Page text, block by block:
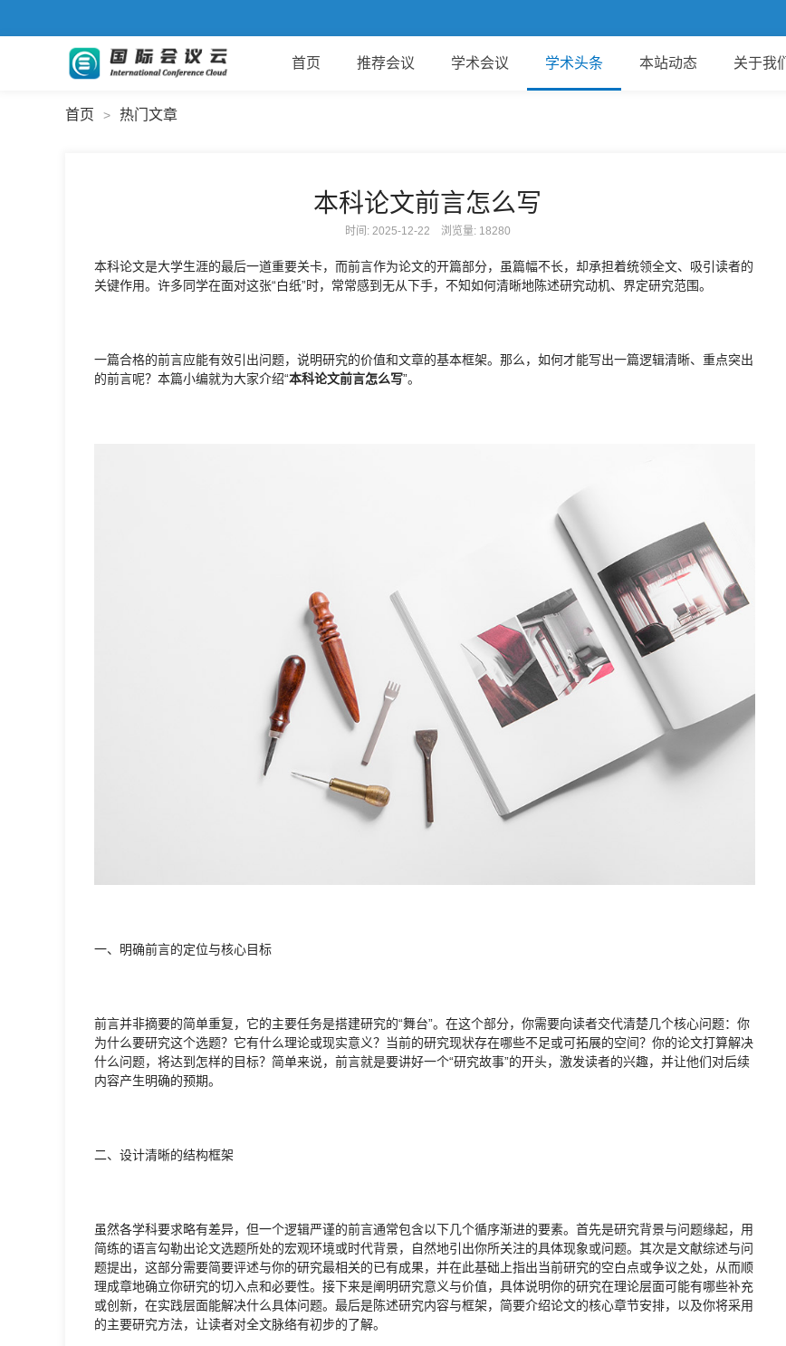
首页 推荐会议 学术会议 学术头条 本站动态 关于我们
首页 > 热门文章
本科论文前言怎么写
时间: 2025-12-22 浏览量: 18280
本科论文是大学生涯的最后一道重要关卡，而前言作为论文的开篇部分，虽篇幅不长，却承担着统领全文、吸引读者的
关键作用。许多同学在面对这张“白纸”时，常常感到无从下手，不知如何清晰地陈述研究动机、界定研究范围。
一篇合格的前言应能有效引出问题，说明研究的价值和文章的基本框架。那么，如何才能写出一篇逻辑清晰、重点突出
的前言呢？本篇小编就为大家介绍“本科论文前言怎么写”。
一、明确前言的定位与核心目标
前言并非摘要的简单重复，它的主要任务是搭建研究的“舞台”。在这个部分，你需要向读者交代清楚几个核心问题：你
为什么要研究这个选题？它有什么理论或现实意义？当前的研究现状存在哪些不足或可拓展的空间？你的论文打算解决
什么问题，将达到怎样的目标？简单来说，前言就是要讲好一个“研究故事”的开头，激发读者的兴趣，并让他们对后续
内容产生明确的预期。
二、设计清晰的结构框架
虽然各学科要求略有差异，但一个逻辑严谨的前言通常包含以下几个循序渐进的要素。首先是研究背景与问题缘起，用
简练的语言勾勒出论文选题所处的宏观环境或时代背景，自然地引出你所关注的具体现象或问题。其次是文献综述与问
题提出，这部分需要简要评述与你的研究最相关的已有成果，并在此基础上指出当前研究的空白点或争议之处，从而顺
理成章地确立你研究的切入点和必要性。接下来是阐明研究意义与价值，具体说明你的研究在理论层面可能有哪些补充
或创新，在实践层面能解决什么具体问题。最后是陈述研究内容与框架，简要介绍论文的核心章节安排，以及你将采用
的主要研究方法，让读者对全文脉络有初步的了解。